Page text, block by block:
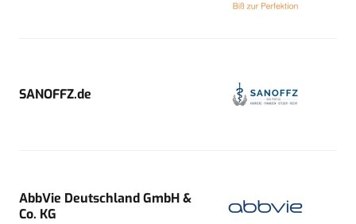
SANOFFZ.de
AbbVie Deutschland GmbH &
Co. KG